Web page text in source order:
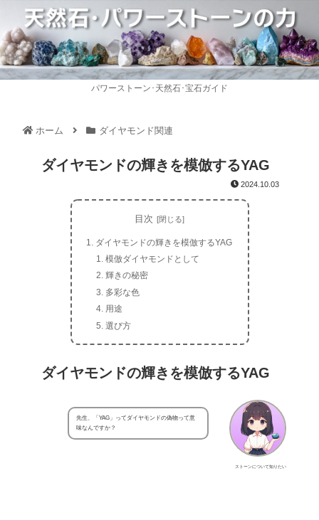
パワーストーン･天然石･宝石ガイド
ホーム ダイヤモンド関連
ダイヤモンドの輝きを模倣するYAG
2024.10.03
目次
ダイヤモンドの輝きを模倣するYAG
模倣ダイヤモンドとして
輝きの秘密
多彩な色
用途
選び方
ダイヤモンドの輝きを模倣するYAG
ストーンについて知りたい
先生、「YAG」ってダイヤモンドの偽物って意
味なんですか？